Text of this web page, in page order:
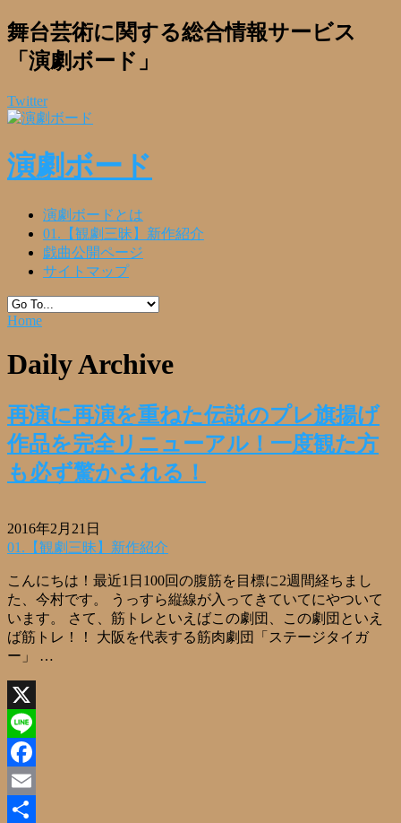
舞台芸術に関する総合情報サービス
「演劇ボード」
Twitter
演劇ボード
演劇ボードとは
01.【観劇三昧】新作紹介
戯曲公開ページ
サイトマップ
Home
Daily Archive
再演に再演を重ねた伝説のプレ旗揚げ
作品を完全リニューアル！一度観た方
も必ず驚かされる！
2016年2月21日
01.【観劇三昧】新作紹介
こんにちは！最近1日100回の腹筋を目標に2週間経ちまし
た、今村です。 うっすら縦線が入ってきていてにやついて
います。 さて、筋トレといえばこの劇団、この劇団といえ
ば筋トレ！！ 大阪を代表する筋肉劇団「ステージタイガ
ー」 …
X
Line
Facebook
Email